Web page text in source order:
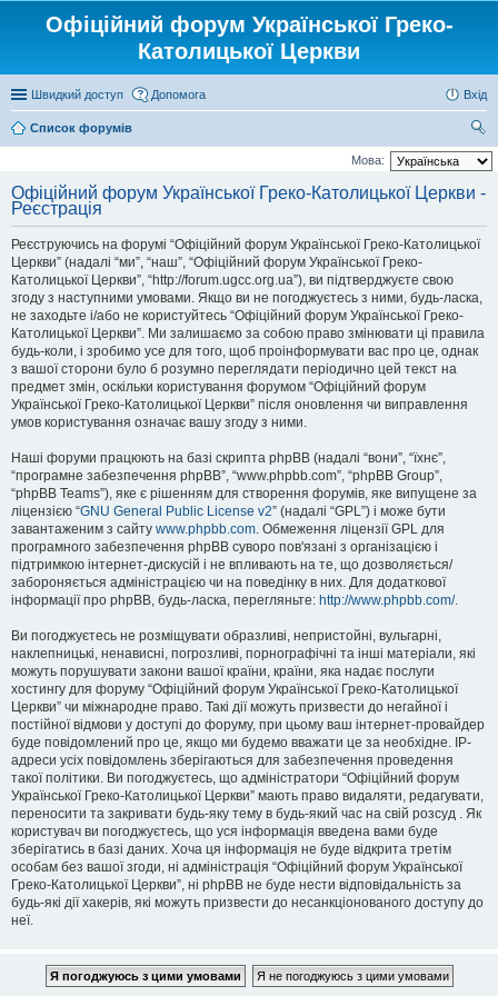
Офіційний форум Української Греко-
Католицької Церкви
Швидкий доступ Допомога Вхід
Список форумів
ош
Мова:
Офіційний форум Української Греко-Католицької Церкви -
Реєстрація
Реєструючись на форумі “Офіційний форум Української Греко-Католицької
Церкви” (надалі “ми”, “наш”, “Офіційний форум Української Греко-
Католицької Церкви”, “http://forum.ugcc.org.ua”), ви підтверджуєте свою
згоду з наступними умовами. Якщо ви не погоджуєтесь з ними, будь-ласка,
не заходьте і/або не користуйтесь “Офіційний форум Української Греко-
Католицької Церкви”. Ми залишаємо за собою право змінювати ці правила
будь-коли, і зробимо усе для того, щоб проінформувати вас про це, однак
з вашої сторони було б розумно переглядати періодично цей текст на
предмет змін, оскільки користування форумом “Офіційний форум
Української Греко-Католицької Церкви” після оновлення чи виправлення
умов користування означає вашу згоду з ними.
Наші форуми працюють на базі скрипта phpBB (надалі “вони”, “їхнє”,
“програмне забезпечення phpBB”, “www.phpbb.com”, “phpBB Group”,
“phpBB Teams”), яке є рішенням для створення форумів, яке випущене за
ліцензією “GNU General Public License v2” (надалі “GPL”) і може бути
завантаженим з сайту www.phpbb.com. Обмеження ліцензії GPL для
програмного забезпечення phpBB суворо пов'язані з організацією і
підтримкою інтернет-дискусій і не впливають на те, що дозволяється/
забороняється адміністрацією чи на поведінку в них. Для додаткової
інформації про phpBB, будь-ласка, перегляньте: http://www.phpbb.com/.
Ви погоджуєтесь не розміщувати образливі, непристойні, вульгарні,
наклепницькі, ненависні, погрозливі, порнографічні та інші матеріали, які
можуть порушувати закони вашої країни, країни, яка надає послуги
хостингу для форуму “Офіційний форум Української Греко-Католицької
Церкви” чи міжнародне право. Такі дії можуть призвести до негайної і
постійної відмови у доступі до форуму, при цьому ваш інтернет-провайдер
буде повідомлений про це, якщо ми будемо вважати це за необхідне. IP-
адреси усіх повідомлень зберігаються для забезпечення проведення
такої політики. Ви погоджуєтесь, що адміністратори “Офіційний форум
Української Греко-Католицької Церкви” мають право видаляти, редагувати,
переносити та закривати будь-яку тему в будь-який час на свій розсуд . Як
користувач ви погоджуєтесь, що уся інформація введена вами буде
зберігатись в базі даних. Хоча ця інформація не буде відкрита третім
особам без вашої згоди, ні адміністрація “Офіційний форум Української
Греко-Католицької Церкви”, ні phpBB не буде нести відповідальність за
будь-які дії хакерів, які можуть призвести до несанкціонованого доступу до
неї.